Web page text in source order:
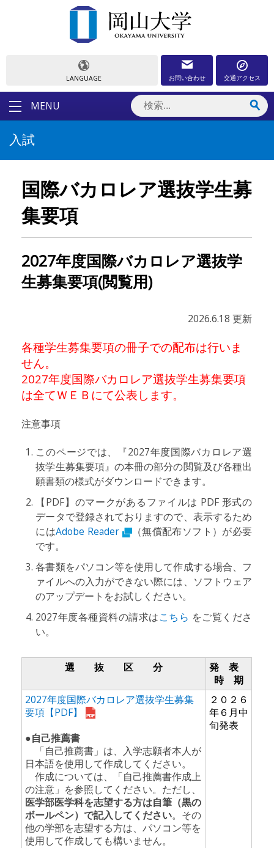
LANGUAGE お問い合わせ 交通アクセス
MENU
入試
国際バカロレア選抜学生募
集要項
2027年度国際バカロレア選抜学
生募集要項(閲覧用)
2026.6.18 更新
各種学生募集要項の冊子での配布は行いま
せん。
2027年度国際バカロレア選抜学生募集要項
は全てＷＥＢにて公表します。
注意事項
このページでは、『2027年度国際バカロレア選
抜学生募集要項』の本冊の部分の閲覧及び各種出
願書類の様式がダウンロードできます。
【PDF】のマークがあるファイルは PDF 形式の
データで登録されておりますので、表示するため
にはAdobe Reader
（無償配布ソフト）が必要
です。
各書類をパソコン等を使用して作成する場合、フ
ァイルへの入力ができない際には、ソフトウェア
のアップデートをお試しください。
2027年度各種資料の請求はこちら をご覧くださ
い。
選 抜 区 分
発 表
時 期
2027年度国際バカロレア選抜学生募集
要項【PDF】
●自己推薦書
「自己推薦書」は、入学志願者本人が
日本語を使用して作成してください。
作成については、「自己推薦書作成上
の注意」を参照してください。ただし、
医学部医学科を志望する方は自筆（黒の
ボールペン）で記入してください。その
他の学部を志望する方は、パソコン等を
使用して作成しても構いません。
２０２６
年６月中
旬発表